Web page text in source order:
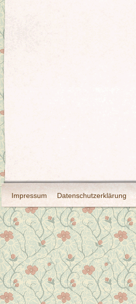
Impressum Datenschutzerklärung